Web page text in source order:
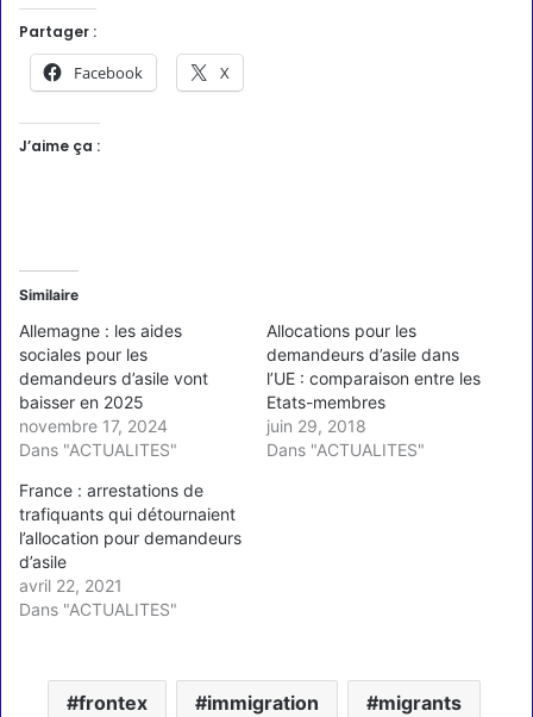
Partager :
Facebook X
J’aime ça :
Similaire
Allemagne : les aides
sociales pour les
demandeurs d’asile vont
baisser en 2025
novembre 17, 2024
Dans "ACTUALITES"
Allocations pour les
demandeurs d’asile dans
l’UE : comparaison entre les
Etats-membres
juin 29, 2018
Dans "ACTUALITES"
France : arrestations de
trafiquants qui détournaient
l’allocation pour demandeurs
d’asile
avril 22, 2021
Dans "ACTUALITES"
frontex immigration migrants